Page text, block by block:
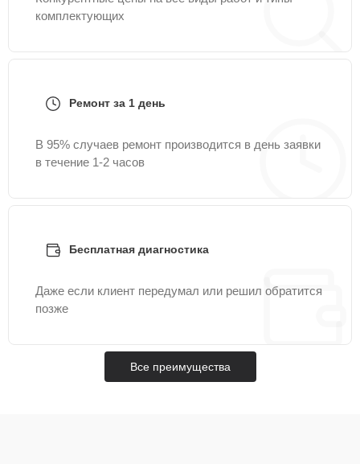
комплектующих
Ремонт за 1 день
В 95% случаев ремонт производится в день заявки
в течение 1-2 часов
Бесплатная диагностика
Даже если клиент передумал или решил обратится
позже
Все преимущества